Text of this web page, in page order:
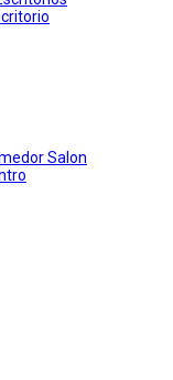
Salon